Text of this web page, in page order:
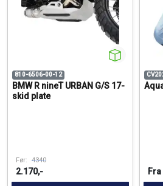
810-6506-00-12
BMW R nineT URBAN G/S 17-
skid plate
Før: 4340
2.170,- Fra